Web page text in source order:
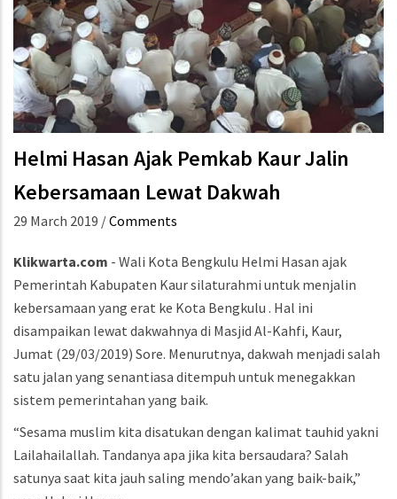
Helmi Hasan Ajak Pemkab Kaur Jalin
Kebersamaan Lewat Dakwah
29 March 2019 /Comments
Klikwarta.com - Wali Kota Bengkulu Helmi Hasan ajak
Pemerintah Kabupaten Kaur silaturahmi untuk menjalin
kebersamaan yang erat ke Kota Bengkulu . Hal ini
disampaikan lewat dakwahnya di Masjid Al-Kahfi, Kaur,
Jumat (29/03/2019) Sore. Menurutnya, dakwah menjadi salah
satu jalan yang senantiasa ditempuh untuk menegakkan
sistem pemerintahan yang baik.
“Sesama muslim kita disatukan dengan kalimat tauhid yakni
Lailahailallah. Tandanya apa jika kita bersaudara? Salah
satunya saat kita jauh saling mendo’akan yang baik-baik,”